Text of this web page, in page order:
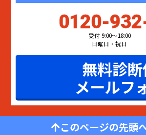
0120-
受付 9:00〜18:00
日曜日・祝日
無料診
メールフ
このページの先頭